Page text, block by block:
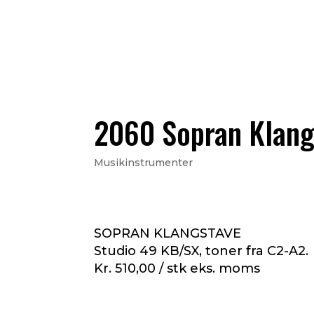
2060 Sopran
Musikinstrumenter
SOPRAN KLANGSTAVE
Studio 49 KB/SX, toner fra C2-A2.
Kr. 510,00 / stk eks. moms